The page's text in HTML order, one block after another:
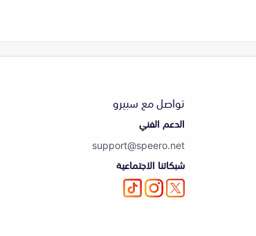
تواصل مع سبيرو
الدعم الفني
support@speero.net
شبكاتنا الاجتماعية